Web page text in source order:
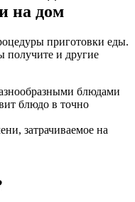
на дом
приготовки еды.
получите и другие
блюдами
блюдо в точно
затрачиваемое на